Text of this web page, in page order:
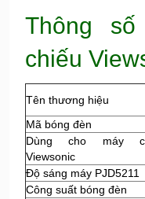
Thông
chiếu
Tên thương hiệu
Mã bóng đèn
Dùng cho máy
Viewsonic
Độ sáng máy PJD5211
Công suất bóng đèn